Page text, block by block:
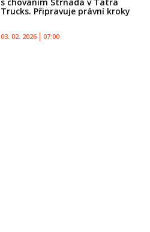
Trucks. Připravuje právní kroky
03. 02. 2026 07:00